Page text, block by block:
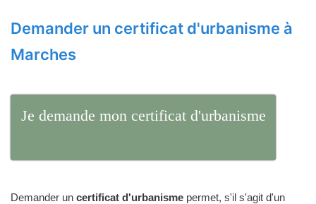
Demander un certificat d'urbanisme à
Marches
Je demande mon certificat d'urbanisme
Demander un certificat d'urbanisme permet, s'il s'agit d'un